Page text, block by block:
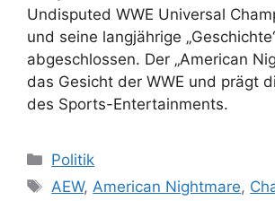
Undisputed WWE Universal
und seine langjährige
abgeschlossen. Der „American
das Gesicht der WWE und prägt
des Sports-Entertainments.
Kategorien
Politik
Schlagwörter
AEW,American Nightmare,